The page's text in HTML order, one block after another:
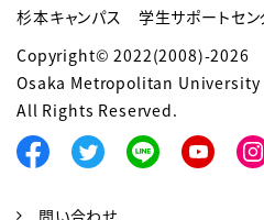
杉本キャンパス 学生サポートセ
Copyright© 2022(2008)-2026
Osaka Metropolitan University
All Rights Reserved.
問い合わせ